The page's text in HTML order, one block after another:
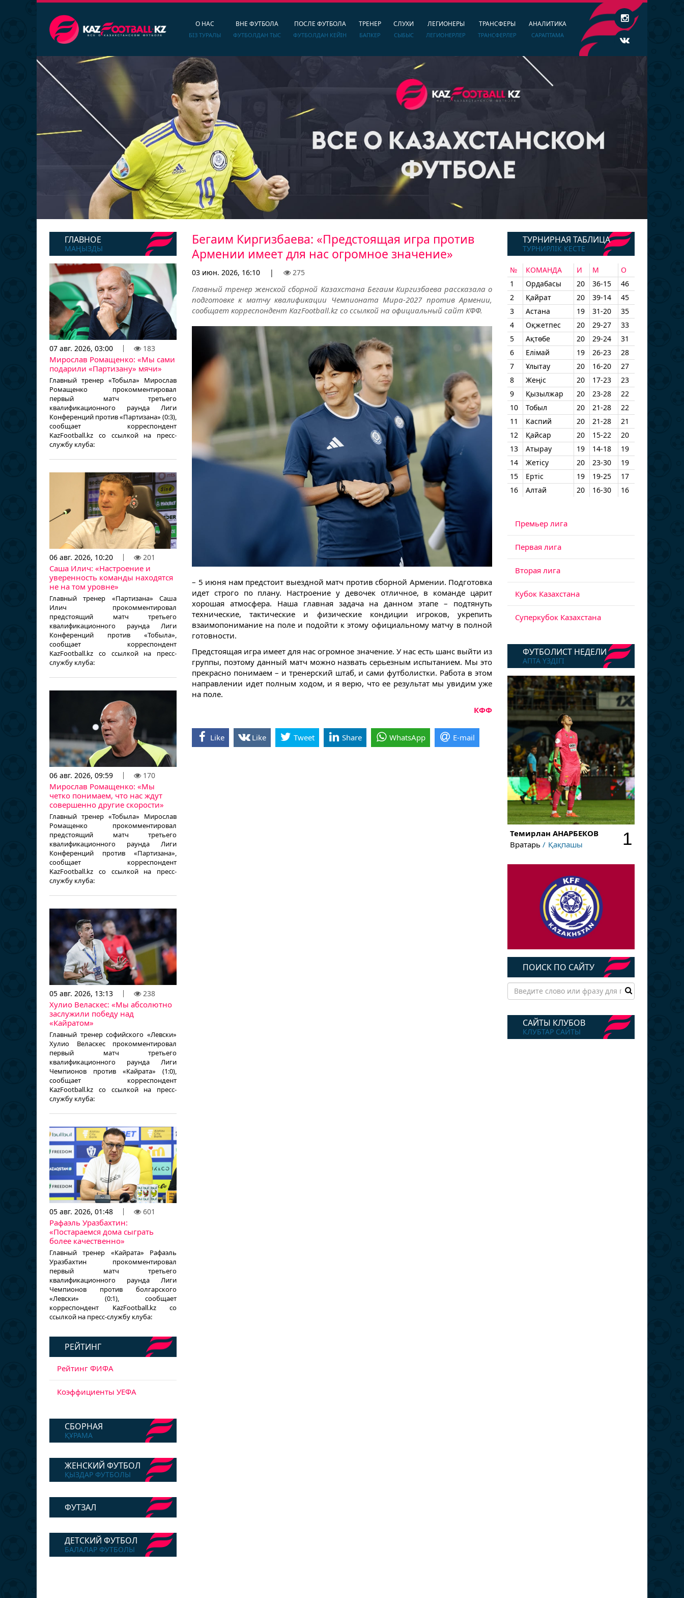
О НАС
БІЗ ТУРАЛЫ
ВНЕ ФУТБОЛА
ФУТБОЛДАН ТЫС
ПОСЛЕ ФУТБОЛА
ФУТБОЛДАН КЕЙІН
ТРЕНЕР
БАПКЕР
СЛУХИ
СЫБЫС
ЛЕГИОНЕРЫ
ЛЕГИОНЕРЛЕР
ТРАНСФЕРЫ
ТРАНСФЕРЛЕР
АНАЛИТИКА
САРАПТАМА
ГЛАВНОЕ
МАҢЫЗДЫ
07 авг. 2026, 03:00 183
Мирослав Ромащенко: «Мы сами
подарили «Партизану» мячи»
Главный тренер «Тобыла» Мирослав
Ромащенко прокомментировал
первый матч третьего
квалификационного раунда Лиги
Конференций против «Партизана» (0:3),
сообщает корреспондент
KazFootball.kz со ссылкой на пресс-
службу клуба:
06 авг. 2026, 10:20 201
Саша Илич: «Настроение и
уверенность команды находятся
не на том уровне»
Главный тренер «Партизана» Саша
Илич прокомментировал
предстоящий матч третьего
квалификационного раунда Лиги
Конференций против «Тобыла»,
сообщает корреспондент
KazFootball.kz со ссылкой на пресс-
службу клуба:
06 авг. 2026, 09:59 170
Мирослав Ромащенко: «Мы
четко понимаем, что нас ждут
совершенно другие скорости»
Главный тренер «Тобыла» Мирослав
Ромащенко прокомментировал
предстоящий матч третьего
квалификационного раунда Лиги
Конференций против «Партизана»,
сообщает корреспондент
KazFootball.kz со ссылкой на пресс-
службу клуба:
05 авг. 2026, 13:13 238
Хулио Веласкес: «Мы абсолютно
заслужили победу над
«Кайратом»
Главный тренер софийского «Левски»
Хулио Веласкес прокомментировал
первый матч третьего
квалификационного раунда Лиги
Чемпионов против «Кайрата» (1:0),
сообщает корреспондент
KazFootball.kz со ссылкой на пресс-
службу клуба:
05 авг. 2026, 01:48 601
Рафаэль Уразбахтин:
«Постараемся дома сыграть
более качественно»
Главный тренер «Кайрата» Рафаэль
Уразбахтин прокомментировал
первый матч третьего
квалификационного раунда Лиги
Чемпионов против болгарского
«Левски» (0:1), сообщает
корреспондент KazFootball.kz со
ссылкой на пресс-службу клуба:
РЕЙТИНГ
Рейтинг ФИФА
Коэффициенты УЕФА
СБОРНАЯ
ҚҰРАМА
ЖЕНСКИЙ ФУТБОЛ
ҚЫЗДАР ФУТБОЛЫ
ФУТЗАЛ
ДЕТСКИЙ ФУТБОЛ
БАЛАЛАР ФУТБОЛЫ
Бегаим Киргизбаева: «Предстоящая игра против
Армении имеет для нас огромное значение»
03 июн. 2026, 16:10 | 275
Главный тренер женской сборной Казахстана Бегаим Киргизбаева рассказала о
подготовке к матчу квалификации Чемпионата Мира-2027 против Армении,
сообщает корреспондент KazFootball.kz со ссылкой на официальный сайт КФФ.
– 5 июня нам предстоит выездной матч против сборной Армении. Подготовка
идет строго по плану. Настроение у девочек отличное, в команде царит
хорошая атмосфера. Наша главная задача на данном этапе – подтянуть
технические, тактические и физические кондиции игроков, укрепить
взаимопонимание на поле и подойти к этому официальному матчу в полной
готовности.
Предстоящая игра имеет для нас огромное значение. У нас есть шанс выйти из
группы, поэтому данный матч можно назвать серьезным испытанием. Мы это
прекрасно понимаем – и тренерский штаб, и сами футболистки. Работа в этом
направлении идет полным ходом, и я верю, что ее результат мы увидим уже
на поле.
КФФ
Like Like Tweet Share WhatsApp E-mail
ТУРНИРНАЯ ТАБЛИЦА
ТУРНИРЛІК КЕСТЕ
№ КОМАНДА И М
О
1
Ордабасы 20 36-15
46
2
Қайрат 20 39-14
45
3
Астана 19 31-20
35
4
Оқжетпес 20 29-27
33
5
Ақтөбе 20 29-24
31
6
Елімай 19 26-23
28
7
Ұлытау 20 16-20
27
8
Жеңіс 20 17-23
23
9
Қызылжар 20 23-28
22
10
Тобыл 20 21-28
22
11
Каспий 20 21-28
21
12
Қайсар 20 15-22
20
13
Атырау 19 14-18
19
14
Жетісу 20 23-30
19
15
Ертіс 19 19-25
17
16
Алтай 20 16-30 16
Премьер лига
Первая лига
Вторая лига
Кубок Казахстана
Суперкубок Казахстана
ФУТБОЛИСТ НЕДЕЛИ
АПТА ҮЗДІГІ
Темирлан АНАРБЕКОВ
Вратарь
Қақпашы 1
ПОИСК ПО САЙТУ
САЙТЫ КЛУБОВ
КЛУБТАР САЙТЫ